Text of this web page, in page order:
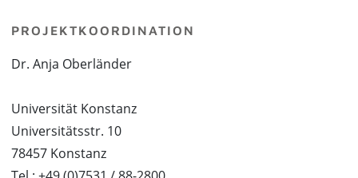
PROJEKTKOORDINATION
Dr. Anja Oberländer
Universität Konstanz
Universitätsstr. 10
78457 Konstanz